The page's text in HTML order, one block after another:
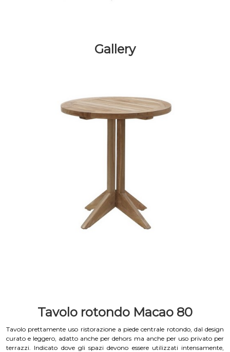
Gallery
Tavolo rotondo Macao 80
Tavolo prettamente uso ristorazione a piede centrale rotondo, dal design
curato e leggero, adatto anche per dehors ma anche per uso privato per
terrazzi. Indicato dove gli spazi devono essere utilizzati intensamente,